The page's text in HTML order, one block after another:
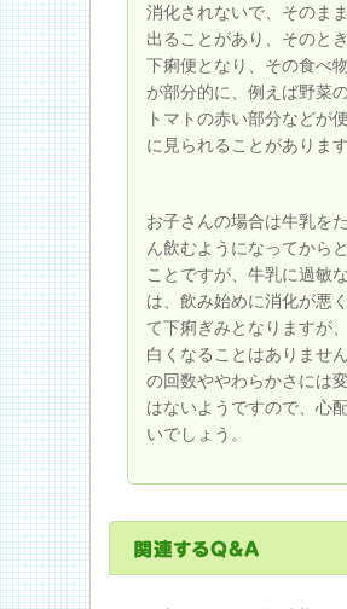
消化されないで、そのま
出ることがあり、そのとき
下痢便となり、その食べ
が部分的に、例えば野菜
トマトの赤い部分などが
に見られることがあります
お子さんの場合は牛乳を
ん飲むようになってから
ことですが、牛乳に過敏
は、飲み始めに消化が悪
て下痢ぎみとなりますが
白くなることはありませ
の回数ややわらかさには
はないようですので、心
いでしょう。